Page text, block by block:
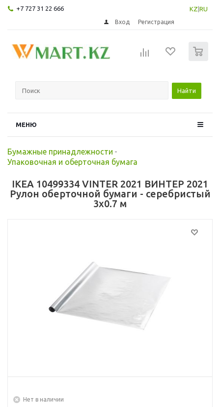
+7 727 31 22 666 KZ RU
Вход Регистрация
Найти
МЕНЮ
Бумажные принадлежности -
Упаковочная и оберточная бумага
IKEA 10499334 VINTER 2021 ВИНТЕР 2021
Рулон оберточной бумаги - серебристый
3x0.7 м
Нет в наличии